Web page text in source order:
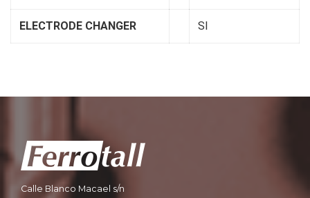
ELECTRODE CHANGER SI
Calle Blanco Macael s/n